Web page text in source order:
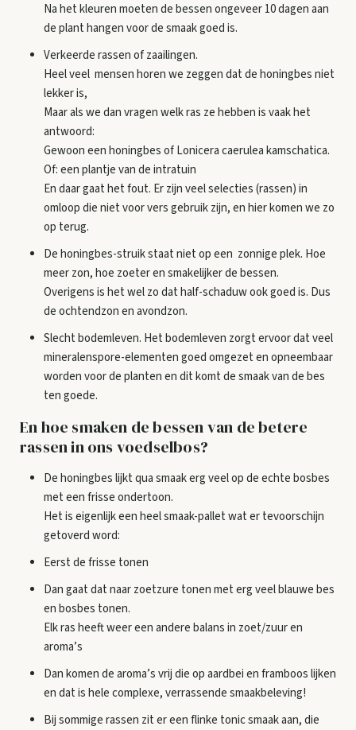
Na het kleuren moeten de bessen ongeveer 10 dagen aan
de plant hangen voor de smaak goed is.
Verkeerde rassen of zaailingen.
Heel veel mensen horen we zeggen dat de honingbes niet
lekker is,
Maar als we dan vragen welk ras ze hebben is vaak het
antwoord:
Gewoon een honingbes of Lonicera caerulea kamschatica.
Of: een plantje van de intratuin
En daar gaat het fout. Er zijn veel selecties (rassen) in
omloop die niet voor vers gebruik zijn, en hier komen we zo
op terug.
De honingbes-struik staat niet op een zonnige plek. Hoe
meer zon, hoe zoeter en smakelijker de bessen.
Overigens is het wel zo dat half-schaduw ook goed is. Dus
de ochtendzon en avondzon.
Slecht bodemleven. Het bodemleven zorgt ervoor dat veel
mineralenspore-elementen goed omgezet en opneembaar
worden voor de planten en dit komt de smaak van de bes
ten goede.
En hoe smaken de bessen van de betere
rassen in ons voedselbos?
De honingbes lijkt qua smaak erg veel op de echte bosbes
met een frisse ondertoon.
Het is eigenlijk een heel smaak-pallet wat er tevoorschijn
getoverd word:
Eerst de frisse tonen
Dan gaat dat naar zoetzure tonen met erg veel blauwe bes
en bosbes tonen.
Elk ras heeft weer een andere balans in zoet/zuur en
aroma’s
Dan komen de aroma’s vrij die op aardbei en framboos lijken
en dat is hele complexe, verrassende smaakbeleving!
Bij sommige rassen zit er een flinke tonic smaak aan, die